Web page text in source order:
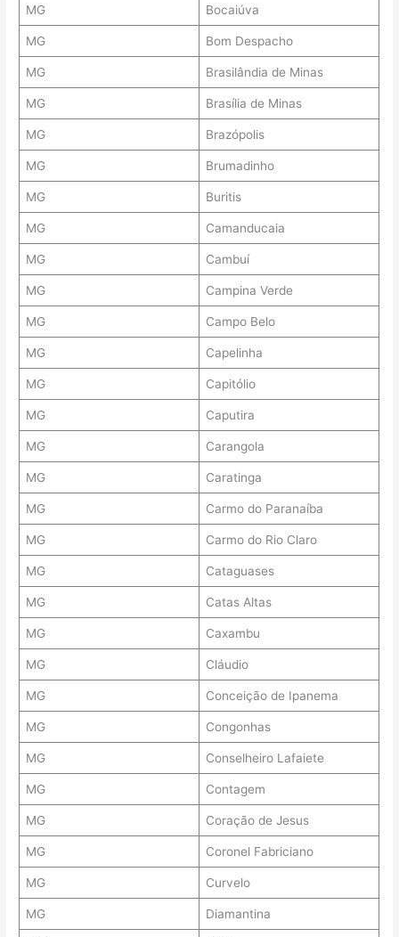
MG Bocaiúva
MG Bom Despacho
MG Brasilândia de Minas
MG Brasília de Minas
MG Brazópolis
MG Brumadinho
MG Buritis
MG Camanducaia
MG Cambuí
MG Campina Verde
MG Campo Belo
MG Capelinha
MG Capitólio
MG Caputira
MG Carangola
MG Caratinga
MG Carmo do Paranaíba
MG Carmo do Rio Claro
MG Cataguases
MG Catas Altas
MG Caxambu
MG Cláudio
MG Conceição de Ipanema
MG Congonhas
MG Conselheiro Lafaiete
MG Contagem
MG Coração de Jesus
MG Coronel Fabriciano
MG Curvelo
MG Diamantina